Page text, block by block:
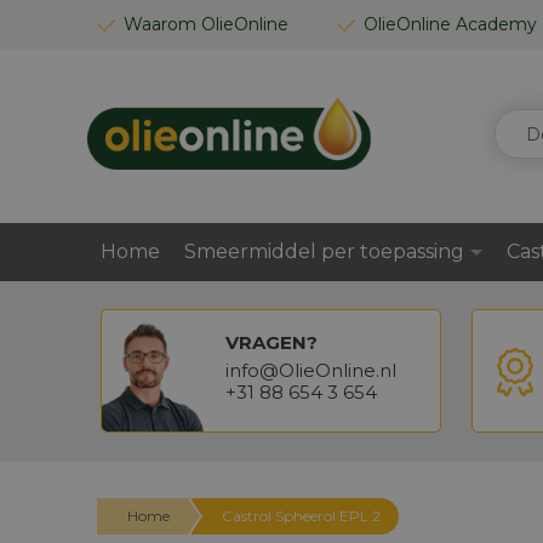
Waarom OlieOnline OlieOnline Academy
GA
ZOEK
Home Smeermiddel per toepassing
VRAGEN?
info@OlieOnline.nl
+31 88 654 3 654
Home Castrol Spheerol EPL 2